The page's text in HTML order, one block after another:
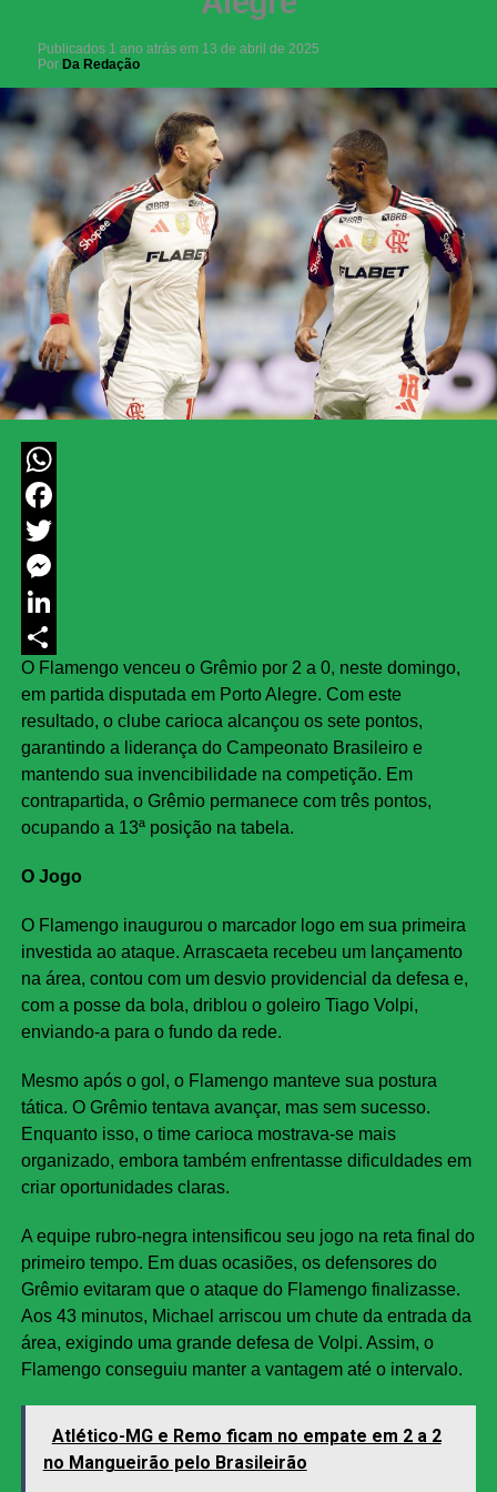
Publicados 1 ano atrás em 13 de abril de 2025
Por Da Redação
WhatsApp
Facebook
Twitter
Messenger
LinkedIn
Share
O Flamengo venceu o Grêmio por 2 a 0, neste domingo,
em partida disputada em Porto Alegre. Com este
resultado, o clube carioca alcançou os sete pontos,
garantindo a liderança do Campeonato Brasileiro e
mantendo sua invencibilidade na competição. Em
contrapartida, o Grêmio permanece com três pontos,
ocupando a 13ª posição na tabela.
O Jogo
O Flamengo inaugurou o marcador logo em sua primeira
investida ao ataque. Arrascaeta recebeu um lançamento
na área, contou com um desvio providencial da defesa e,
com a posse da bola, driblou o goleiro Tiago Volpi,
enviando-a para o fundo da rede.
Mesmo após o gol, o Flamengo manteve sua postura
tática. O Grêmio tentava avançar, mas sem sucesso.
Enquanto isso, o time carioca mostrava-se mais
organizado, embora também enfrentasse dificuldades em
criar oportunidades claras.
A equipe rubro-negra intensificou seu jogo na reta final do
primeiro tempo. Em duas ocasiões, os defensores do
Grêmio evitaram que o ataque do Flamengo finalizasse.
Aos 43 minutos, Michael arriscou um chute da entrada da
área, exigindo uma grande defesa de Volpi. Assim, o
Flamengo conseguiu manter a vantagem até o intervalo.
Atlético-MG e Remo ficam no empate em 2 a 2
no Mangueirão pelo Brasileirão